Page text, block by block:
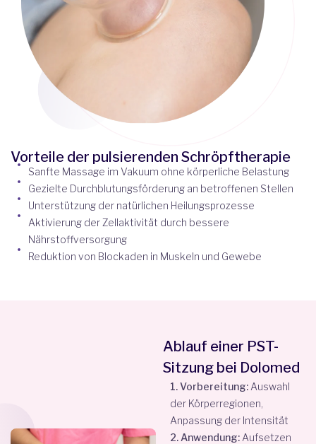
Vorteile der pulsierenden Schröpftherapie
Sanfte Massage im Vakuum ohne körperliche Belastung
Gezielte Durchblutungsförderung an betroffenen Stellen
Unterstützung der natürlichen Heilungsprozesse
Aktivierung der Zellaktivität durch bessere
Nährstoffversorgung
Reduktion von Blockaden in Muskeln und Gewebe
Ablauf einer PST-
Sitzung bei Dolomed
1. Vorbereitung: Auswahl
der Körperregionen,
Anpassung der Intensität
2. Anwendung: Aufsetzen